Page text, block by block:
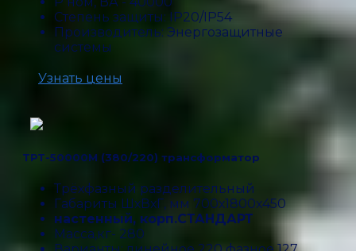
Степень защиты: IP20/IP54
Производитель: Энергозащитные
системы
Узнать цены
ТРТ-50000М (380/220) трансформатор
Трёхфазный разделительный
Габариты ШхВхГ, мм 700х1800х450
настенный, корп.СТАНДАРТ
Масса,кг- 280